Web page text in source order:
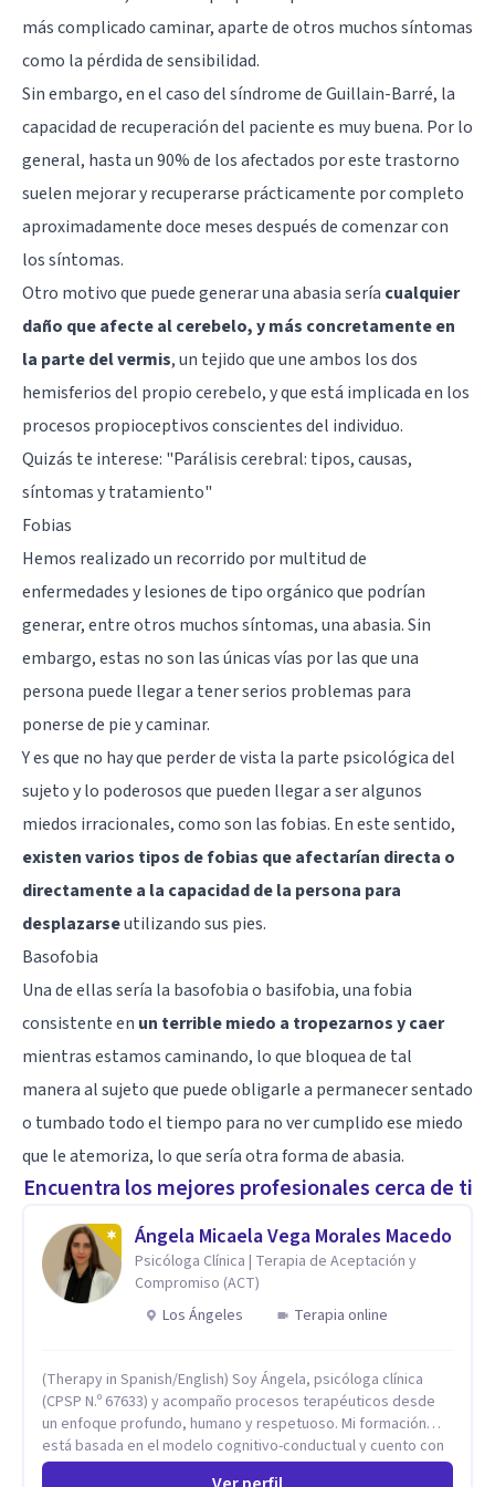
más complicado caminar, aparte de otros muchos síntomas
como la pérdida de sensibilidad.
Sin embargo, en el caso del síndrome de Guillain-Barré, la
capacidad de recuperación del paciente es muy buena. Por lo
general, hasta un 90% de los afectados por este trastorno
suelen mejorar y recuperarse prácticamente por completo
aproximadamente doce meses después de comenzar con
los síntomas.
Otro motivo que puede generar una abasia sería cualquier
daño que afecte al cerebelo, y más concretamente en
la parte del vermis, un tejido que une ambos los dos
hemisferios del propio cerebelo, y que está implicada en los
procesos propioceptivos conscientes del individuo.
Quizás te interese: "Parálisis cerebral: tipos, causas,
síntomas y tratamiento"
Fobias
Hemos realizado un recorrido por multitud de
enfermedades y lesiones de tipo orgánico que podrían
generar, entre otros muchos síntomas, una abasia. Sin
embargo, estas no son las únicas vías por las que una
persona puede llegar a tener serios problemas para
ponerse de pie y caminar.
Y es que no hay que perder de vista la parte psicológica del
sujeto y lo poderosos que pueden llegar a ser algunos
miedos irracionales, como son las fobias. En este sentido,
existen varios tipos de fobias que afectarían directa o
directamente a la capacidad de la persona para
desplazarseutilizando sus pies.
Basofobia
Una de ellas sería la basofobia o basifobia, una fobia
consistente en un terrible miedo a tropezarnos y caer
mientras estamos caminando, lo que bloquea de tal
manera al sujeto que puede obligarle a permanecer sentado
o tumbado todo el tiempo para no ver cumplido ese miedo
que le atemoriza, lo que sería otra forma de abasia.
Encuentra los mejores profesionales cerca de ti
Ángela Micaela Vega Morales Macedo
Psicóloga Clínica | Terapia de Aceptación y
Compromiso (ACT)
Los Ángeles
Terapia online
(Therapy in Spanish/English) Soy Ángela, psicóloga clínica
(CPSP N.º 67633) y acompaño procesos terapéuticos desde
un enfoque profundo, humano y respetuoso. Mi formación
está basada en el modelo cognitivo-conductual y cuento con
especialización en Terapia de Aceptación y Compromiso